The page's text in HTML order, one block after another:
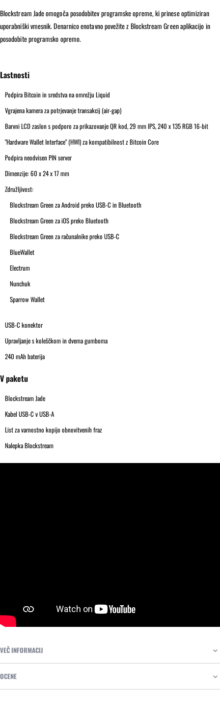
Blockstream Jade omogoča posodobitev programske opreme, ki prinese optimiziran
uporabniški vmesnik. Denarnico enotavno povežite z Blockstream Green aplikacijo in
posodobite programsko opremo.
Lastnosti
Podpira Bitcoin in sredstva na omrežju Liquid
Vgrajena kamera za potrjevanje transakcij (air-gap)
Barvni LCD zaslon s podporo za prikazovanje QR kod, 29 mm IPS, 240 x 135 RGB 16-bit
"Hardware Wallet Interface" (HWI) za kompatibilnost z Bitcoin Core
Podpira neodvisen PIN server
Dimenzije: 60 x 24 x 17 mm
Združljivost:
Blockstream Green za Android preko USB-C in Bluetooth
Blockstream Green za iOS preko Bluetooth
Blockstream Green za računalnike preko USB-C
BlueWallet
Electrum
Nunchuk
Sparrow Wallet
USB-C konektor
Upravljanje s koleščkom in dvema gumboma
240 mAh baterija
V paketu
Blockstream Jade
Kabel USB-C v USB-A
List za varnostno kopijo obnovitvenih fraz
Nalepka Blockstream
VEČ INFORMACIJ
OCENE